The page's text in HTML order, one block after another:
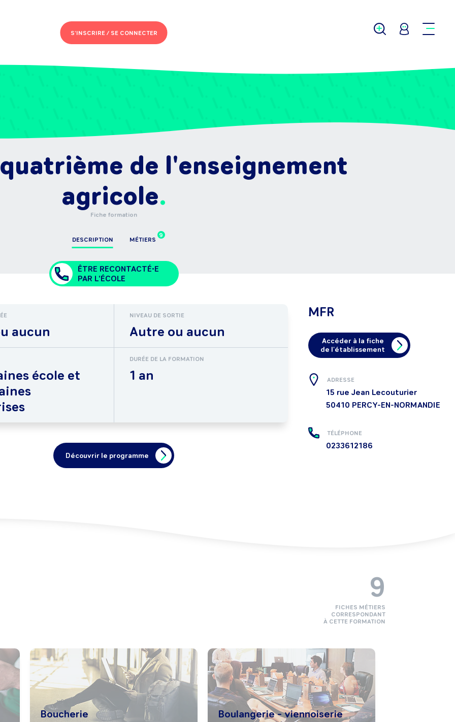
S'INSCRIRE /SE CONNECTER
de l'enseignement
agricole
Fiche formation
DESCRIPTION
9
MÉTIERS
ÊTRE RECONTACTÉ•E
PAR L'ÉCOLE
aucun
NIVEAU DE SORTIE
Autre ou aucun
école et
DURÉE DE LA FORMATION
1 an
Découvrir le programme
MFR
Accéder à la fiche
de l'établissement
ADRESSE
15 rue Jean Lecouturier
50410 PERCY-EN-NORMANDIE
TÉLÉPHONE
0233612186
Boucherie Boulangerie - viennoiserie
9
FICHES MÉTIERS
CORRESPONDANT
À CETTE FORMATION